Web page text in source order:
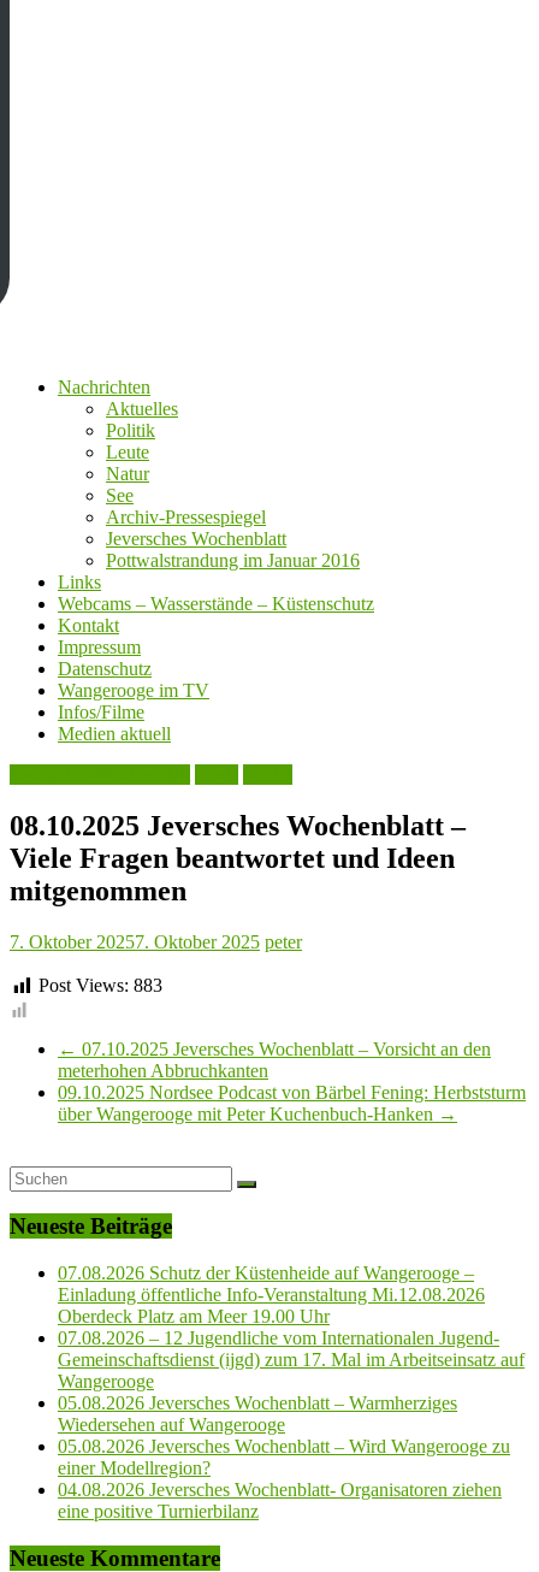
Nachrichten
Aktuelles
Politik
Leute
Natur
See
Archiv-Pressespiegel
Jeversches Wochenblatt
Pottwalstrandung im Januar 2016
Links
Webcams – Wasserstände – Küstenschutz
Kontakt
Impressum
Datenschutz
Wangerooge im TV
Infos/Filme
Medien aktuell
08.10.2025 Jeversches Wochenblatt –
Viele Fragen beantwortet und Ideen
mitgenommen
7. Oktober 20257. Oktober 2025 peter
Post Views: 883
← 07.10.2025 Jeversches Wochenblatt – Vorsicht an den
meterhohen Abbruchkanten
09.10.2025 Nordsee Podcast von Bärbel Fening: Herbststurm
über Wangerooge mit Peter Kuchenbuch-Hanken →
Neueste Beiträge
07.08.2026 Schutz der Küstenheide auf Wangerooge –
Einladung öffentliche Info-Veranstaltung Mi.12.08.2026
Oberdeck Platz am Meer 19.00 Uhr
07.08.2026 – 12 Jugendliche vom Internationalen Jugend-
Gemeinschaftsdienst (ijgd) zum 17. Mal im Arbeitseinsatz auf
Wangerooge
05.08.2026 Jeversches Wochenblatt – Warmherziges
Wiedersehen auf Wangerooge
05.08.2026 Jeversches Wochenblatt – Wird Wangerooge zu
einer Modellregion?
04.08.2026 Jeversches Wochenblatt- Organisatoren ziehen
eine positive Turnierbilanz
Neueste Kommentare